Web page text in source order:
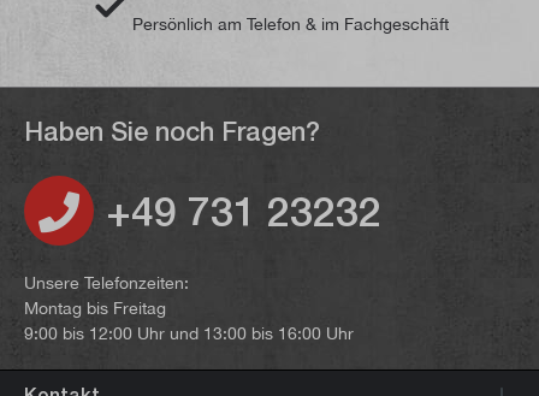
Persönlich am Telefon & im Fachgeschäft
Haben Sie noch Fragen?
+49 731 23232
Unsere Telefonzeiten:
Montag bis Freitag
9:00 bis 12:00 Uhr und 13:00 bis 16:00 Uhr